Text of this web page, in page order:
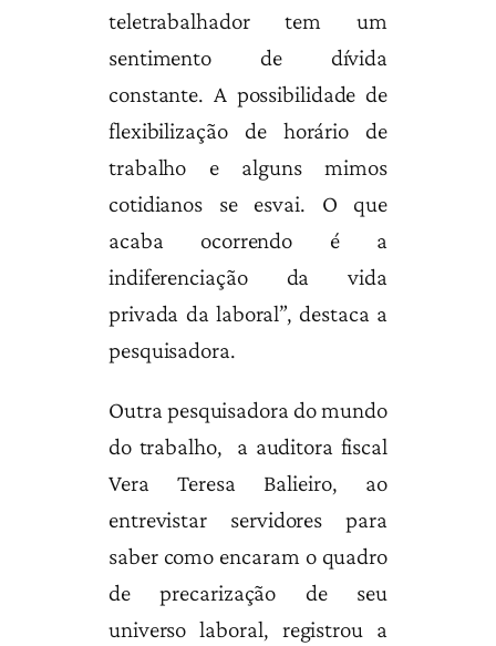
teletrabalhador tem um
sentimento de dívida
constante. A possibilidade de
flexibilização de horário de
trabalho e alguns mimos
cotidianos se esvai. O que
acaba ocorrendo é a
indiferenciação da vida
privada da laboral”, destaca a
pesquisadora.
Outra pesquisadora do mundo
do trabalho, a auditora fiscal
Vera Teresa Balieiro, ao
entrevistar servidores para
saber como encaram o quadro
de precarização de seu
universo laboral, registrou a